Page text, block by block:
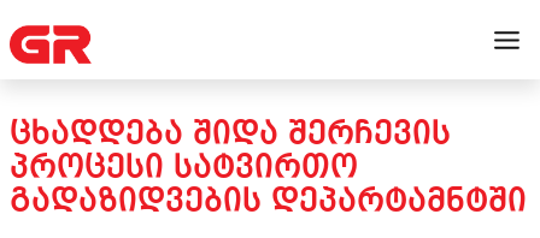
ᲪᲮᲐᲓᲓᲔᲑᲐ ᲨᲘᲓᲐ ᲨᲔᲠᲩᲔᲕᲘᲡ
ᲞᲠᲝᲪᲔᲡᲘ ᲡᲐᲢᲕᲘᲠᲗᲝ
ᲒᲐᲓᲐᲖᲘᲓᲕᲔᲑᲘᲡ ᲓᲔᲞᲐᲠᲢᲐᲛᲜᲢᲨᲘ